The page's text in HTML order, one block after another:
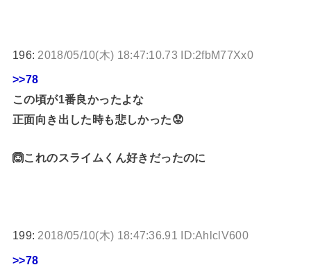
196: 2018/05/10(木) 18:47:10.73 ID:2fbM77Xx0
>>78
この頃が1番良かったよな
正面向き出した時も悲しかった😟
🙆これのスライムくん好きだったのに
199: 2018/05/10(木) 18:47:36.91 ID:AhlclV600
>>78